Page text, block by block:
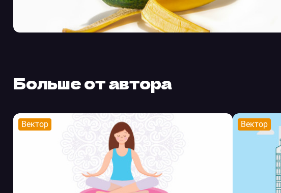
Больше от автора
Вектор Вектор